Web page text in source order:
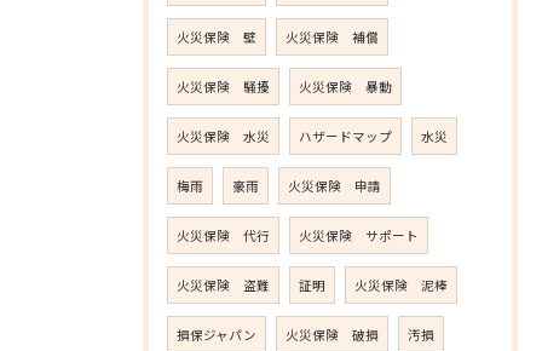
火災保険 壁 火災保険 補償
火災保険 騒擾 火災保険 暴動
火災保険 水災 ハザードマップ 水災
梅雨 豪雨 火災保険 申請
火災保険 代行 火災保険 サポート
火災保険 盗難 証明 火災保険 泥棒
損保ジャパン 火災保険 破損 汚損